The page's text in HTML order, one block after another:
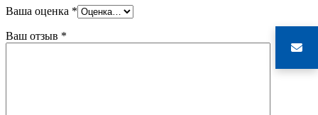
Ваша оценка *
Ваш отзыв *